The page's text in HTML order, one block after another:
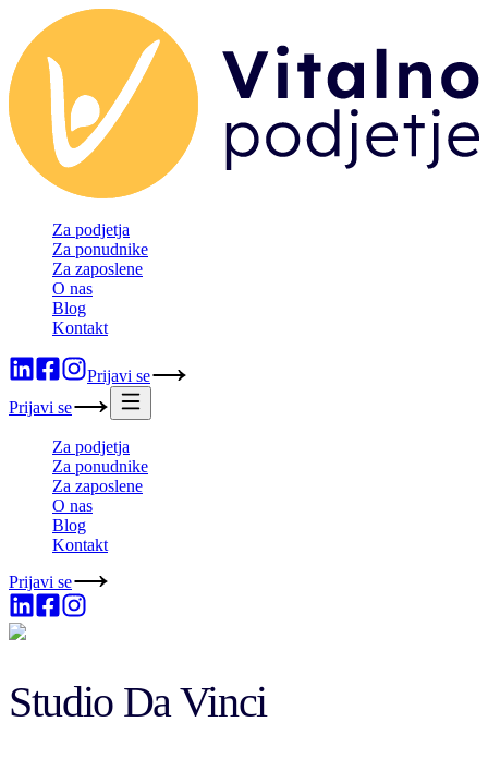
Za podjetja
Za ponudnike
Za zaposlene
O nas
Blog
Kontakt
Prijavi se
Prijavi se
Za podjetja
Za ponudnike
Za zaposlene
O nas
Blog
Kontakt
Prijavi se
Studio Da Vinci